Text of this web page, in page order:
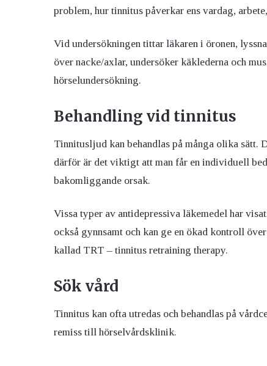
problem, hur tinnitus påverkar ens vardag,
Vid undersökningen tittar läkaren i öronen,
över nacke/axlar, undersöker käklederna och
hörselundersökning.
Behandling vid tinnitus
Tinnitusljud kan behandlas på många olika sätt.
därför är det viktigt att man får en individuell
bakomliggande orsak.
Vissa typer av antidepressiva läkemedel har
också gynnsamt och kan ge en ökad kontroll
kallad TRT – tinnitus retraining therapy.
Sök vård
Tinnitus kan ofta utredas och behandlas på
remiss till hörselvårdsklinik.